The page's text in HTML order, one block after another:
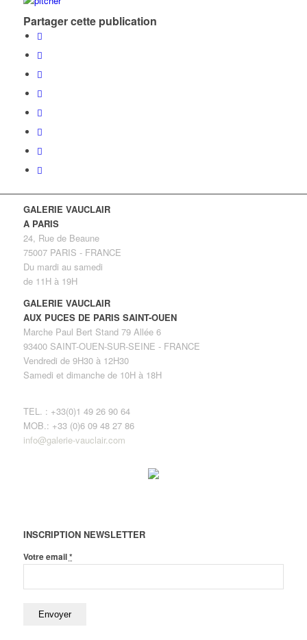
Partager cette publication
GALERIE VAUCLAIR
A PARIS
24, Rue de Beaune
75007 PARIS - FRANCE
Du mardi au samedi
de 11H à 19H
GALERIE VAUCLAIR
AUX PUCES DE PARIS SAINT-OUEN
Marche Paul Bert Stand 79 Allée 6
93400 SAINT-OUEN-SUR-SEINE - FRANCE
Vendredi de 9H30 à 12H30
Samedi et dimanche de 10H à 18H
TEL. : +33(0)1 49 26 90 64
MOB.: +33 (0)6 09 48 27 86
info@galerie-vauclair.com
INSCRIPTION NEWSLETTER
Votre email*